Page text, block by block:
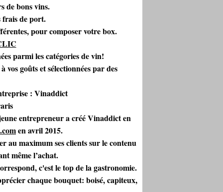
de bons vins.
frais de port.
pour composer votre box.
parmi les catégories de vin!
vos goûts et sélectionnées par des
: Vinaddict
entrepreneur a créé Vinaddict en
en avril 2015.
maximum ses clients sur le contenu
même l’achat.
c'est le top de la gastronomie.
chaque bouquet: boisé, capiteux,